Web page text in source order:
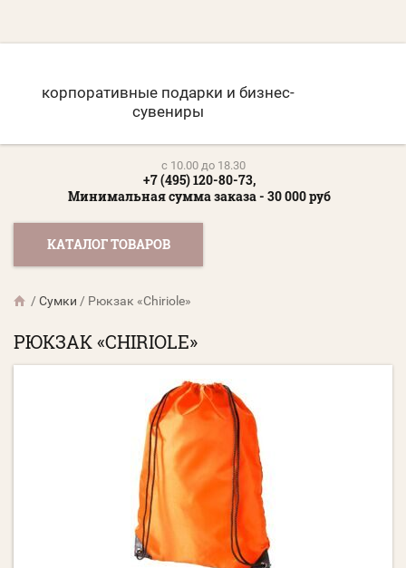
корпоративные подарки и бизнес-
сувениры
c 10.00 до 18.30
+7 (495) 120-80-73,
Минимальная сумма заказа - 30 000 руб
КАТАЛОГ ТОВАРОВ
/Сумки / Рюкзак «Chiriole»
РЮКЗАК «CHIRIOLE»